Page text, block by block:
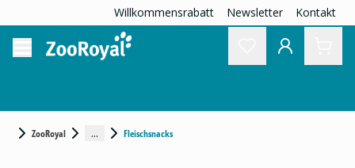
Willkommensrabatt Newsletter Kontakt
ZooRoyal ... Fleischsnacks